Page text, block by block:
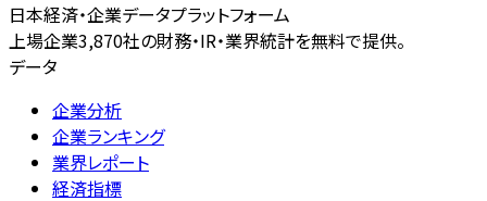
日本経済・企業データプラットフォーム
上場企業3,870社の財務・IR・業界統計を無料で提供。
データ
企業分析
企業ランキング
業界レポート
経済指標